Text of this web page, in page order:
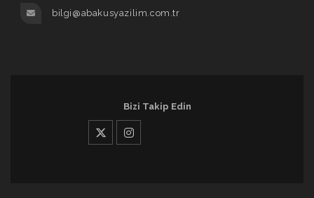
bilgi@abakusyazilim.com.tr
Bizi Takip Edin